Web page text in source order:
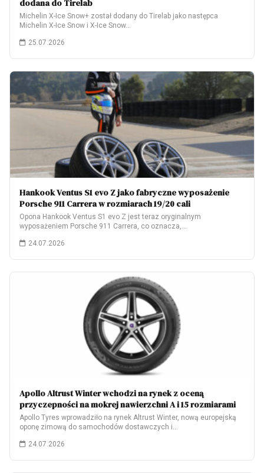
dodana do Tirelab
Michelin X-Ice Snow+ został dodany do Tirelab jako następca
Michelin X-Ice Snow i X-Ice Snow…
25.07.2026
Hankook Ventus S1 evo Z jako fabryczne wyposażenie
Porsche 911 Carrera w rozmiarach 19/20 cali
Opona Hankook Ventus S1 evo Z jest teraz oryginalnym
wyposażeniem Porsche 911 Carrera, co oznacza,…
24.07.2026
Apollo Altrust Winter wchodzi na rynek z oceną
przyczepności na mokrej nawierzchni A i 15 rozmiarami
Apollo Tyres wprowadziło na rynek Altrust Winter, nową europejską
oponę zimową do samochodów dostawczych i…
24.07.2026